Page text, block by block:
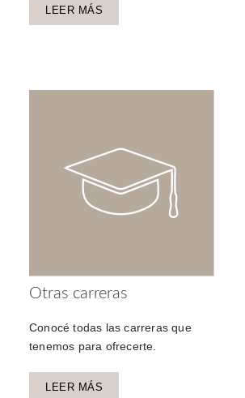
LEER MÁS
Otras carreras
Conocé todas las carreras que
tenemos para ofrecerte.
LEER MÁS